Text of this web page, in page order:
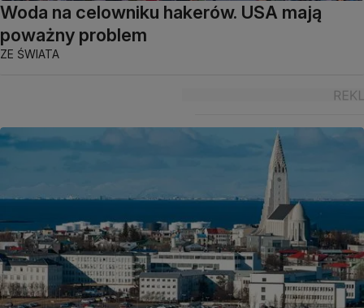
Woda na celowniku hakerów. USA mają
poważny problem
ZE ŚWIATA